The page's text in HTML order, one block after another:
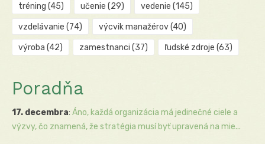
tréning (45) učenie (29) vedenie (145)
vzdelávanie (74) výcvik manažérov(40)
výroba (42) zamestnanci (37) ľudské zdroje (63)
Poradňa
17. decembra: Áno, každá organizácia má jedinečné ciele a
výzvy, čo znamená, že stratégia musí byť upravená na mie...